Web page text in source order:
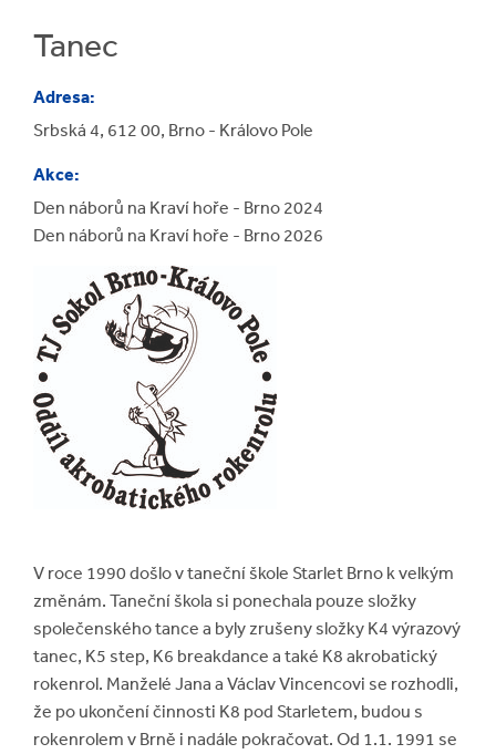
Tanec
Adresa:
Srbská 4, 612 00, Brno - Královo Pole
Akce:
Den náborů na Kraví hoře - Brno 2024
Den náborů na Kraví hoře - Brno 2026
V roce 1990 došlo v taneční škole Starlet Brno k velkým
změnám. Taneční škola si ponechala pouze složky
společenského tance a byly zrušeny složky K4 výrazový
tanec, K5 step, K6 breakdance a také K8 akrobatický
rokenrol. Manželé Jana a Václav Vincencovi se rozhodli,
že po ukončení činnosti K8 pod Starletem, budou s
rokenrolem v Brně i nadále pokračovat. Od 1.1. 1991 se